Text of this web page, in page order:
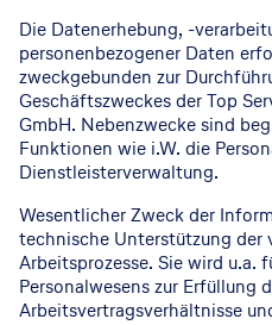
Die Datenerhebung, -
personenbezogener Daten
zweckgebunden zur
Geschäftszweckes der Top
GmbH. Nebenzwecke sind
Funktionen wie i.W. die
Dienstleisterverwaltung.
Wesentlicher Zweck der
technische Unterstützung der
Arbeitsprozesse. Sie wird u.a.
Personalwesens zur Erfüllung
Arbeitsvertragsverhältnisse